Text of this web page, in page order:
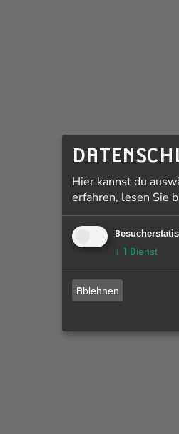
Hier kannst du
erfahren, lesen Sie
↓ 1 Dienst
Ablehnen